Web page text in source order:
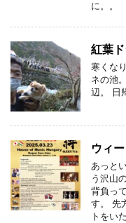
に。。
紅葉ド
寒くな
ネの池
辺。 日
ウィ
あっと
う沢山
背負っ
す。 先
トをい